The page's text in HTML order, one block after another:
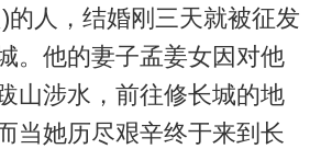
的人，结婚刚三天就被征发
。他的妻子孟姜女因对他
山涉水，前往修长城的地
当她历尽艰辛终于来到长